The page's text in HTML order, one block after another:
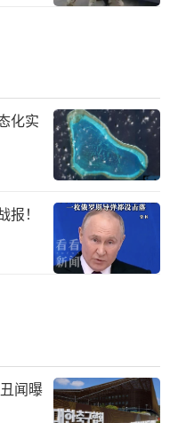
化实
！
闻曝